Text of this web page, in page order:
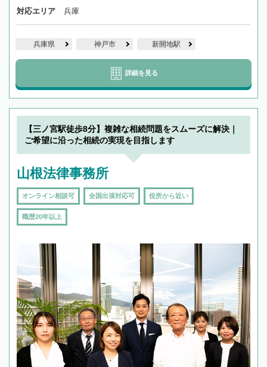
対応エリア 兵庫
兵庫県 神戸市 新開地駅
詳細を見る
【三ノ宮駅徒歩8分】複雑な相続問題をスムーズに解決｜
ご希望に沿った相続の実現を目指します
山根法律事務所
オンライン相談可 全国出張対応可 役所から近い
職歴20年以上